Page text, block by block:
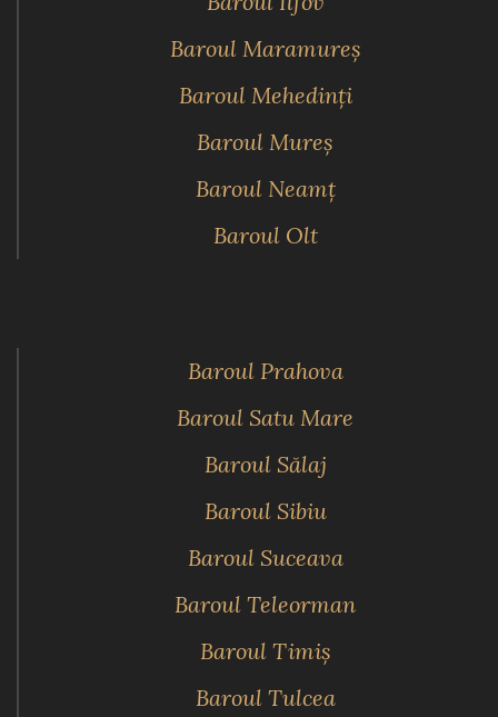
Baroul Maramureş
Baroul Mehedinţi
Baroul Mureş
Baroul Neamţ
Baroul Olt
Baroul Prahova
Baroul Satu Mare
Baroul Sălaj
Baroul Sibiu
Baroul Suceava
Baroul Teleorman
Baroul Timiş
Baroul Tulcea